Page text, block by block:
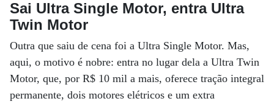
Sai Ultra Single Motor, entra Ultra
Twin Motor
Outra que saiu de cena foi a Ultra Single Motor. Mas,
aqui, o motivo é nobre: entra no lugar dela a Ultra Twin
Motor, que, por R$ 10 mil a mais, oferece tração integral
permanente, dois motores elétricos e um extra